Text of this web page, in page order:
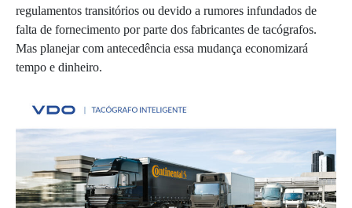
regulamentos transitórios ou devido a rumores infundados de
falta de fornecimento por parte dos fabricantes de tacógrafos.
Mas planejar com antecedência essa mudança economizará
tempo e dinheiro.